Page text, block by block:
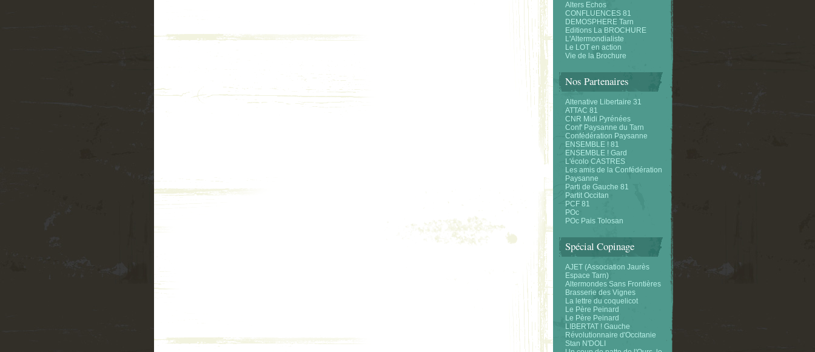
Alters Echos
CONFLUENCES 81
DEMOSPHERE Tarn
Editions La BROCHURE
L'Altermondialiste
Le LOT en action
Vie de la Brochure
Nos Partenaires
Altenative Libertaire 31
ATTAC 81
CNR Midi Pyrénées
Conf' Paysanne du Tarn
Confédération Paysanne
ENSEMBLE ! 81
ENSEMBLE ! Gard
L'écolo CASTRES
Les amis de la Confédération
Paysanne
Parti de Gauche 81
Partit Occitan
PCF 81
POc
POc Pais Tolosan
Spécial Copinage
AJET (Association Jaurès
Espace Tarn)
Altermondes Sans Frontières
Brasserie des Vignes
La lettre du coquelicot
Le Père Peinard
Le Père Peinard
LIBERTAT ! Gauche
Révolutionnaire d'Occitanie
Stan N'DOLI